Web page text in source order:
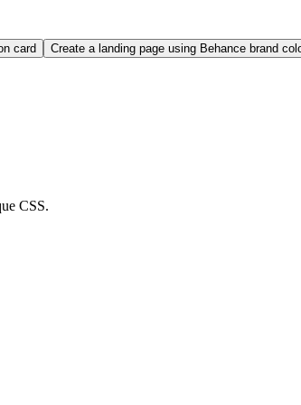
card Create a landing page using Behance brand
CSS.